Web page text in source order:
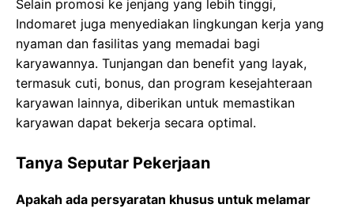
Selain promosi ke jenjang yang lebih tinggi,
Indomaret juga menyediakan lingkungan kerja yang
nyaman dan fasilitas yang memadai bagi
karyawannya. Tunjangan dan benefit yang layak,
termasuk cuti, bonus, dan program kesejahteraan
karyawan lainnya, diberikan untuk memastikan
karyawan dapat bekerja secara optimal.
Tanya Seputar Pekerjaan
Apakah ada persyaratan khusus untuk melamar